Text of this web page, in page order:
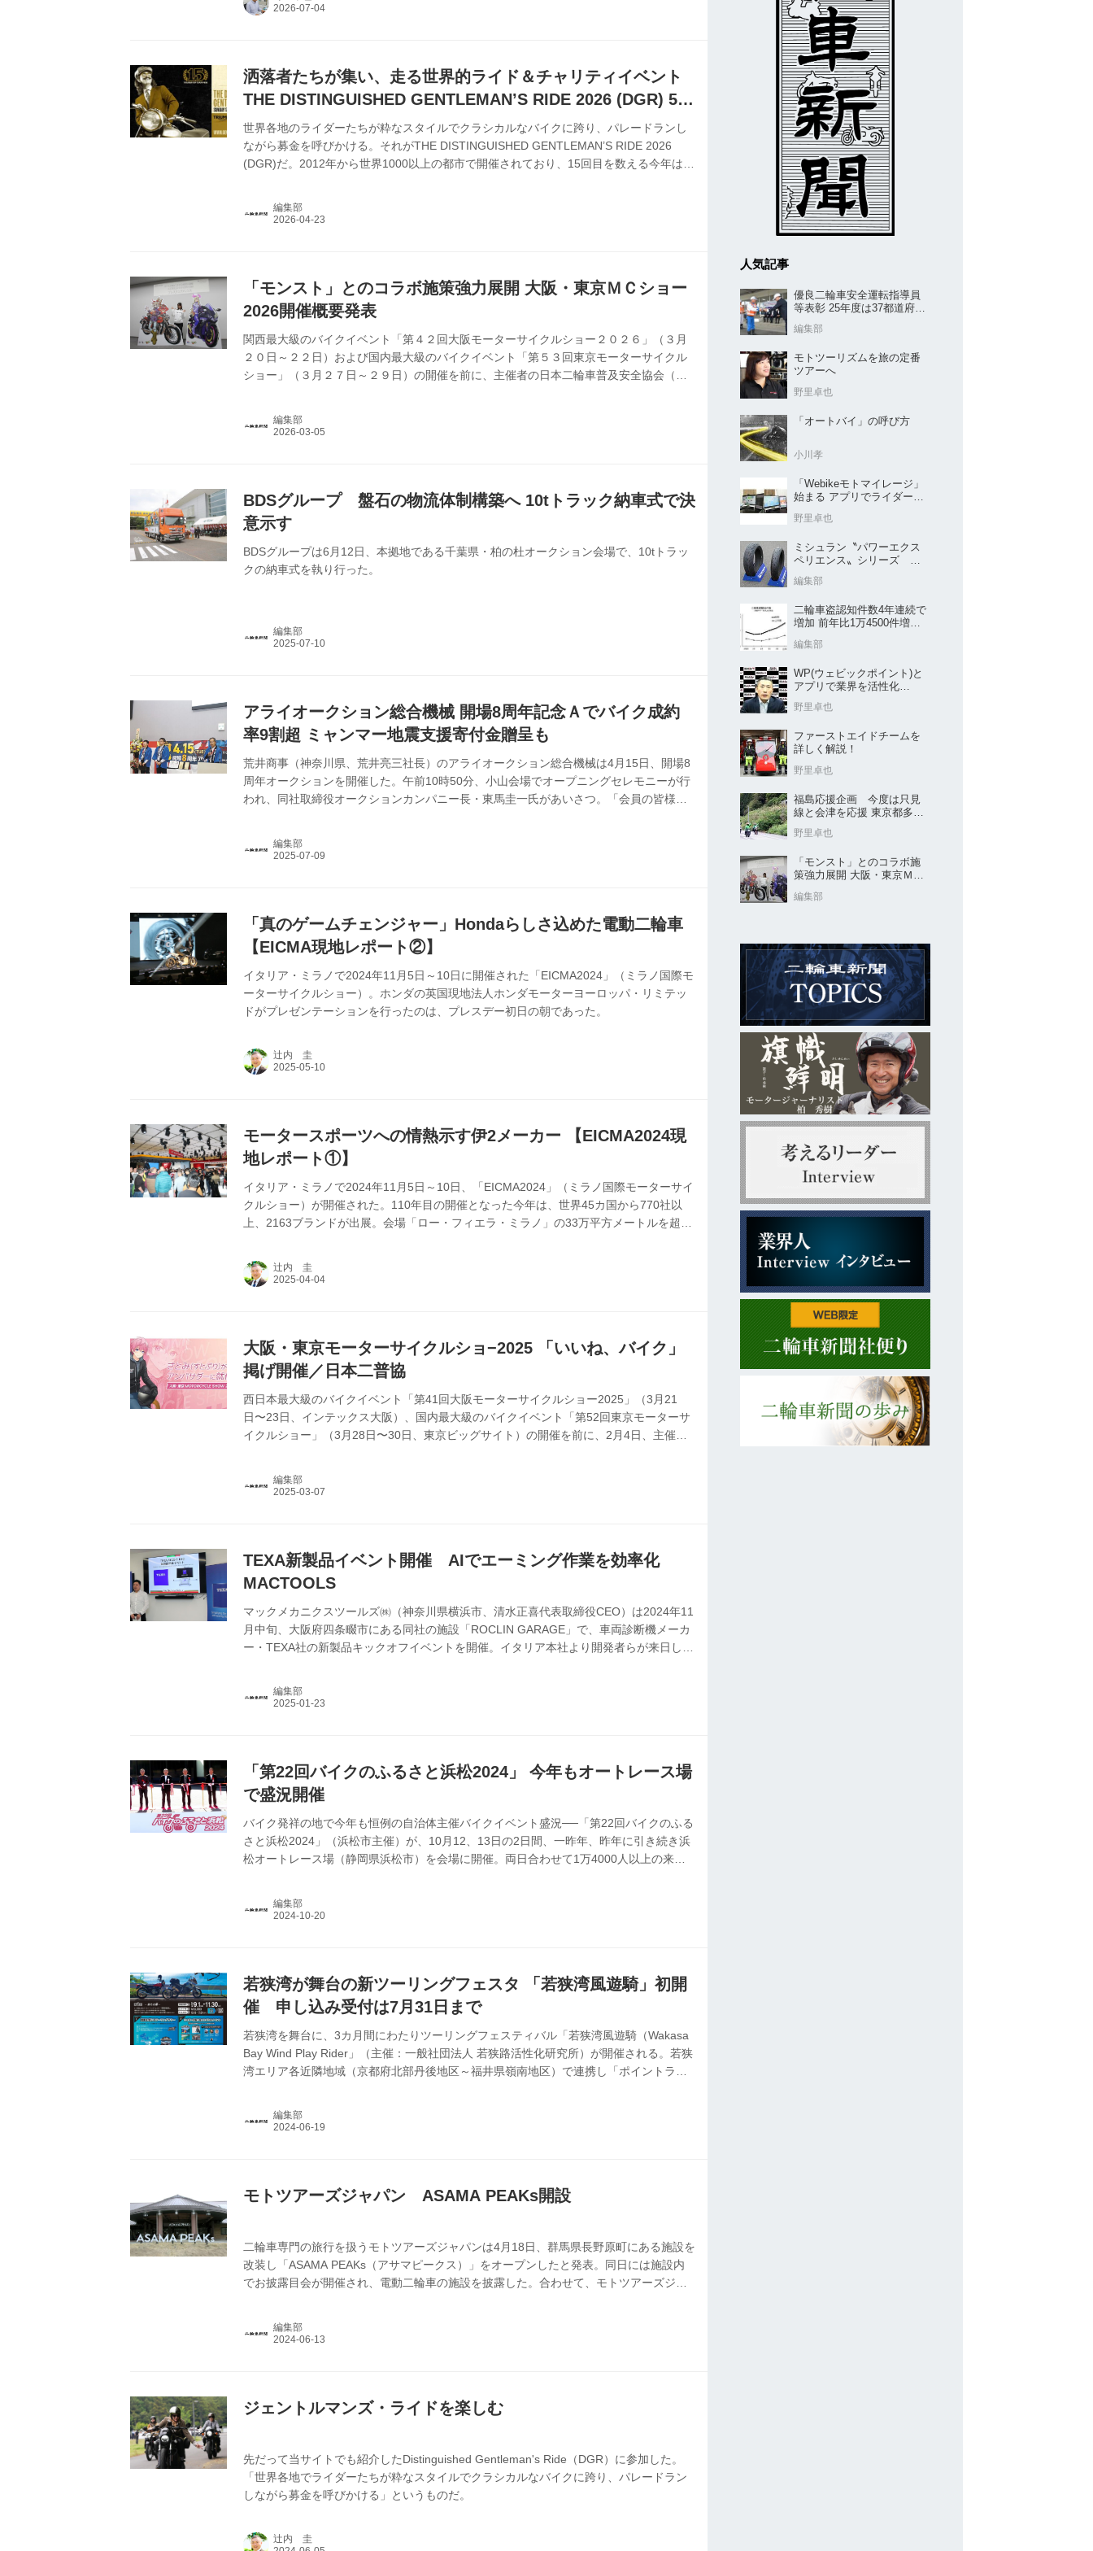
洒落者たちが集い、走る世界的ライド＆チャリティイベント
THE DISTINGUISHED GENTLEMAN’S RIDE 2026 (DGR) 5月
17日(日)開催
世界各地のライダーたちが粋なスタイルでクラシカルなバイクに跨り、パレードランし
ながら募金を呼びかける。それがTHE DISTINGUISHED GENTLEMAN’S RIDE 2026
(DGR)だ。2012年から世界1000以上の都市で開催されており、15回目を数える今年は5
編集部
「モンスト」とのコラボ施策強力展開 大阪・東京ＭＣショー
2026開催概要発表
関西最大級のバイクイベント「第４２回大阪モーターサイクルショー２０２６」（３月
２０日～２２日）および国内最大級のバイクイベント「第５３回東京モーターサイクル
ショー」（３月２７日～２９日）の開催を前に、主催者の日本二輪車普及安全協会（日
編集部
BDSグループ 盤石の物流体制構築へ 10tトラック納車式で決
意示す
BDSグループは6月12日、本拠地である千葉県・柏の杜オークション会場で、10tトラッ
クの納車式を執り行った。
編集部
アライオークション総合機械 開場8周年記念Ａでバイク成約
率9割超 ミャンマー地震支援寄付金贈呈も
荒井商事（神奈川県、荒井亮三社長）のアライオークション総合機械は4月15日、開場8
周年オークションを開催した。午前10時50分、小山会場でオープニングセレモニーが行
われ、同社取締役オークションカンパニー長・東馬圭一氏があいさつ。「会員の皆様の
支援チャリティオークションにも触れ、「ご寄付の合計額は333万6800円となった。皆
編集部
「真のゲームチェンジャー」Hondaらしさ込めた電動二輪車
【EICMA現地レポート②】
イタリア・ミラノで2024年11月5日～10日に開催された「EICMA2024」（ミラノ国際モ
ーターサイクルショー）。ホンダの英国現地法人ホンダモーターヨーロッパ・リミテッ
ドがプレゼンテーションを行ったのは、プレスデー初日の朝であった。
辻内 圭
モータースポーツへの情熱示す伊2メーカー 【EICMA2024現
地レポート①】
イタリア・ミラノで2024年11月5日～10日、「EICMA2024」（ミラノ国際モーターサイ
クルショー）が開催された。110年目の開催となった今年は、世界45カ国から770社以
上、2163ブランドが出展。会場「ロー・フィエラ・ミラノ」の33万平方メートルを超え
た11月4日午前、そして報道関係者および業界関係者向けに開催された５日・６日に本紙
記者も会場を訪問した。駆け足ながら各社の出展ブースを見る中で、印象に残った日伊
辻内 圭
大阪・東京モーターサイクルショ−2025 「いいね、バイク」
掲げ開催／日本二普協
西日本最大級のバイクイベント「第41回大阪モーターサイクルショー2025」（3月21
日〜23日、インテックス大阪）、国内最大級のバイクイベント「第52回東京モーターサ
イクルショー」（3月28日〜30日、東京ビッグサイト）の開催を前に、2月4日、主催者
テーマとして設定、「いいね、バイク」を掲げた。国内外の最新バイク＆人気モデルや
編集部
TEXA新製品イベント開催 AIでエーミング作業を効率化
MACTOOLS
マックメカニクスツールズ㈱（神奈川県横浜市、清水正喜代表取締役CEO）は2024年11
月中旬、大阪府四条畷市にある同社の施設「ROCLIN GARAGE」で、車両診断機メーカ
ー・TEXA社の新製品キックオフイベントを開催。イタリア本社より開発者らが来日し、
編集部
「第22回バイクのふるさと浜松2024」 今年もオートレース場
で盛況開催
バイク発祥の地で今年も恒例の自治体主催バイクイベント盛況──「第22回バイクのふる
さと浜松2024」（浜松市主催）が、10月12、13日の2日間、一昨年、昨年に引き続き浜
松オートレース場（静岡県浜松市）を会場に開催。両日合わせて1万4000人以上の来場
編集部
若狭湾が舞台の新ツーリングフェスタ 「若狭湾風遊騎」初開
催 申し込み受付は7月31日まで
若狭湾を舞台に、3カ月間にわたりツーリングフェスティバル「若狭湾風遊騎（Wakasa
Bay Wind Play Rider」（主催：一般社団法人 若狭路活性化研究所）が開催される。若狭
湾エリア各近隣地域（京都府北部丹後地区～福井県嶺南地区）で連携し「ポイントラリ
編集部
モトツアーズジャパン ASAMA PEAKs開設
二輪車専門の旅行を扱うモトツアーズジャパンは4月18日、群馬県長野原町にある施設を
改装し「ASAMA PEAKs（アサマピークス）」をオープンしたと発表。同日には施設内
でお披露目会が開催され、電動二輪車の施設を披露した。合わせて、モトツアーズジャ
う。
編集部
ジェントルマンズ・ライドを楽しむ
先だって当サイトでも紹介したDistinguished Gentleman's Ride（DGR）に参加した。
「世界各地でライダーたちが粋なスタイルでクラシカルなバイクに跨り、パレードラン
しながら募金を呼びかける」というものだ。
辻内 圭
人気記事
優良二輪車安全運転指導員
等表彰 25年度は37都道府県
編集部
モトツーリズムを旅の定番
ツアーへ
野里卓也
「オートバイ」の呼び方
小川孝
「Webikeモトマイレージ」
始まる アプリでライダーと
野里卓也
ミシュラン〝パワーエクス
ペリエンス〟シリーズ
売
編集部
二輪車盗認知件数4年連続で
増加 前年比1万4500件増／
編集部
WP(ウェビックポイント)と
アプリで業界を活性化
野里卓也
ファーストエイドチームを
詳しく解説！
野里卓也
福島応援企画 今度は只見
線と会津を応援 東京都多摩
野里卓也
「モンスト」とのコラボ施
策強力展開 大阪・東京ＭＣ
編集部